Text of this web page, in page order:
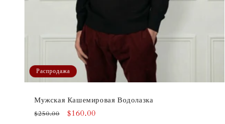
Распродажа
Мужская Кашемировая Водолазка
Обычная
$250.00
Цена
$160.00